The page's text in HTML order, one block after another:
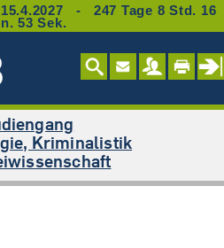
- 247 Tage 8 Std. 16
52 Sek.
Kriminalistik